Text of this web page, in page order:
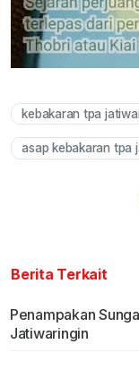
kebakaran tpa
asap kebakaran tpa
Berita Terkait
Penampakan
Jatiwaringin